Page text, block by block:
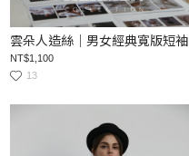
雲朵人造絲｜男女經典寬版短袖
NT$1,100
13